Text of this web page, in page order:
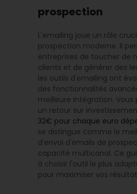
prospection
L'emailing joue un rôle
prospection moderne. Il
entreprises de toucher de
clients et de générer des
les outils d'emailing ont
des fonctionnalités
meilleure intégration. Vous
un retour sur
32€ pour chaque euro
se distingue comme le
d'envoi d'emails de
capacité multicanal. Ce
à choisir l'outil le plus
pour maximiser vos